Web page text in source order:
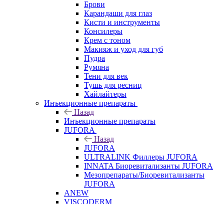
Брови
Карандаши для глаз
Кисти и инструменты
Консилеры
Крем с тоном
Макияж и уход для губ
Пудра
Румяна
Тени для век
Тушь для ресниц
Хайлайтеры
Инъекционные препараты
Назад
Инъекционные препараты
JUFORA
Назад
JUFORA
ULTRALINK Филлеры JUFORA
INNATA Биоревитализанты JUFORA
Мезопрепараты/Биоревитализанты
JUFORA
ANEW
VISCODERM